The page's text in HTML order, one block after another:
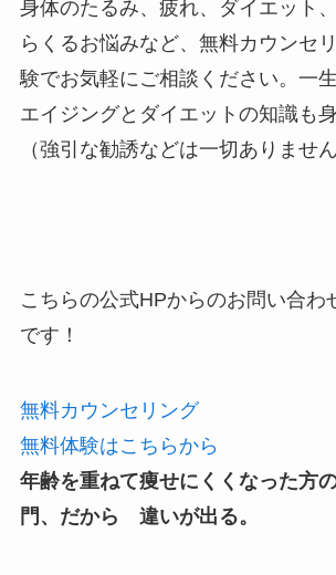
身体のたるみ、疲れ、ダイエット
らくるお悩みなど、無料カウンセ
験でお気軽にご相談ください。一
エイジングとダイエットの知識も
（強引な勧誘などは一切ありません
こちらの公式HPからのお問い合わ
です！
無料カウンセリング
無料体験はこちらから
年齢を重ねて痩せにくくなった方
門、だから 違いが出る。